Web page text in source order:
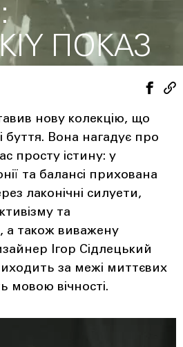
ПОКАЗ
нову колекцію, що
буття. Вона нагадує про
просту істину: у
та балансі прихована
лаконічні силуети,
та
а також виважену
Ігор Сідлецький
за межі миттєвих
мовою вічності.